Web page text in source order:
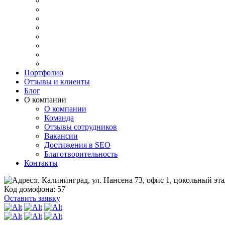
Портфолио
Отзывы и клиенты
Блог
О компании
О компании
Команда
Отзывы сотрудников
Вакансии
Достижения в SEO
Благотворительность
Контакты
г. Калининград, ул. Нансена 73, офис 1, цокольный
Код домофона: 57
Оставить заявку